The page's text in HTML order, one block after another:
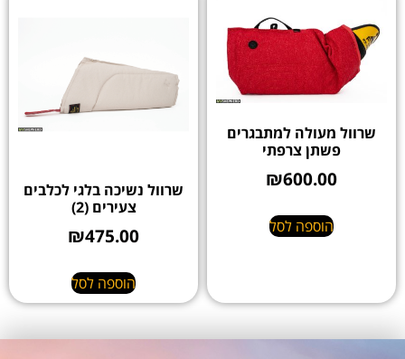
שרוול מעולה למתבגרים
פשתן צרפתי
₪600.00
הוספה לסל
שרוול נשיכה בלגי לכלבים
צעירים (2)
₪475.00
הוספה לסל